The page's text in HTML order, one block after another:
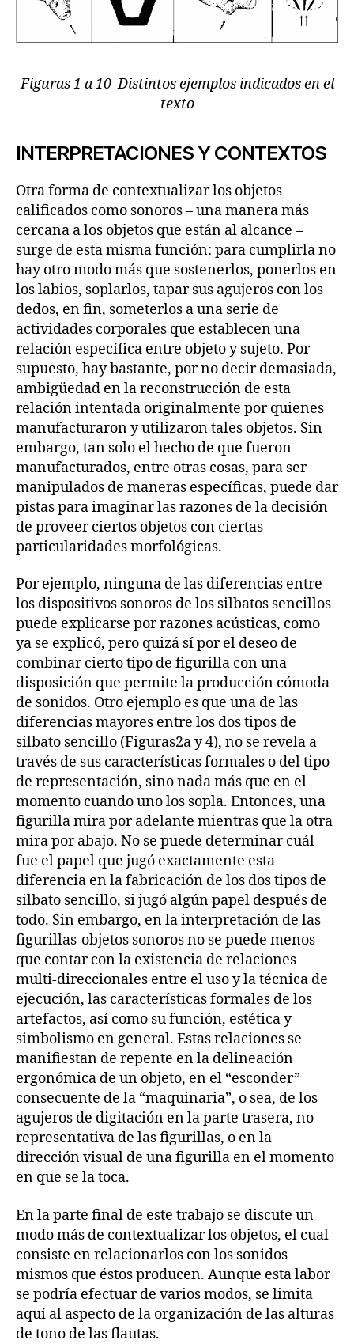
Figuras 1 a 10 Distintos ejemplos indicados en el
texto
INTERPRETACIONES Y CONTEXTOS
Otra forma de contextualizar los objetos
calificados como sonoros – una manera más
cercana a los objetos que están al alcance –
surge de esta misma función: para cumplirla no
hay otro modo más que sostenerlos, ponerlos en
los labios, soplarlos, tapar sus agujeros con los
dedos, en fin, someterlos a una serie de
actividades corporales que establecen una
relación específica entre objeto y sujeto. Por
supuesto, hay bastante, por no decir demasiada,
ambigüedad en la reconstrucción de esta
relación intentada originalmente por quienes
manufacturaron y utilizaron tales objetos. Sin
embargo, tan solo el hecho de que fueron
manufacturados, entre otras cosas, para ser
manipulados de maneras específicas, puede dar
pistas para imaginar las razones de la decisión
de proveer ciertos objetos con ciertas
particularidades morfológicas.
Por ejemplo, ninguna de las diferencias entre
los dispositivos sonoros de los silbatos sencillos
puede explicarse por razones acústicas, como
ya se explicó, pero quizá sí por el deseo de
combinar cierto tipo de figurilla con una
disposición que permite la producción cómoda
de sonidos. Otro ejemplo es que una de las
diferencias mayores entre los dos tipos de
silbato sencillo (Figuras2a y 4), no se revela a
través de sus características formales o del tipo
de representación, sino nada más que en el
momento cuando uno los sopla. Entonces, una
figurilla mira por adelante mientras que la otra
mira por abajo. No se puede determinar cuál
fue el papel que jugó exactamente esta
diferencia en la fabricación de los dos tipos de
silbato sencillo, si jugó algún papel después de
todo. Sin embargo, en la interpretación de las
figurillas-objetos sonoros no se puede menos
que contar con la existencia de relaciones
multi-direccionales entre el uso y la técnica de
ejecución, las características formales de los
artefactos, así como su función, estética y
simbolismo en general. Estas relaciones se
manifiestan de repente en la delineación
ergonómica de un objeto, en el “esconder”
consecuente de la “maquinaria”, o sea, de los
agujeros de digitación en la parte trasera, no
representativa de las figurillas, o en la
dirección visual de una figurilla en el momento
en que se la toca.
En la parte final de este trabajo se discute un
modo más de contextualizar los objetos, el cual
consiste en relacionarlos con los sonidos
mismos que éstos producen. Aunque esta labor
se podría efectuar de varios modos, se limita
aquí al aspecto de la organización de las alturas
de tono de las flautas.